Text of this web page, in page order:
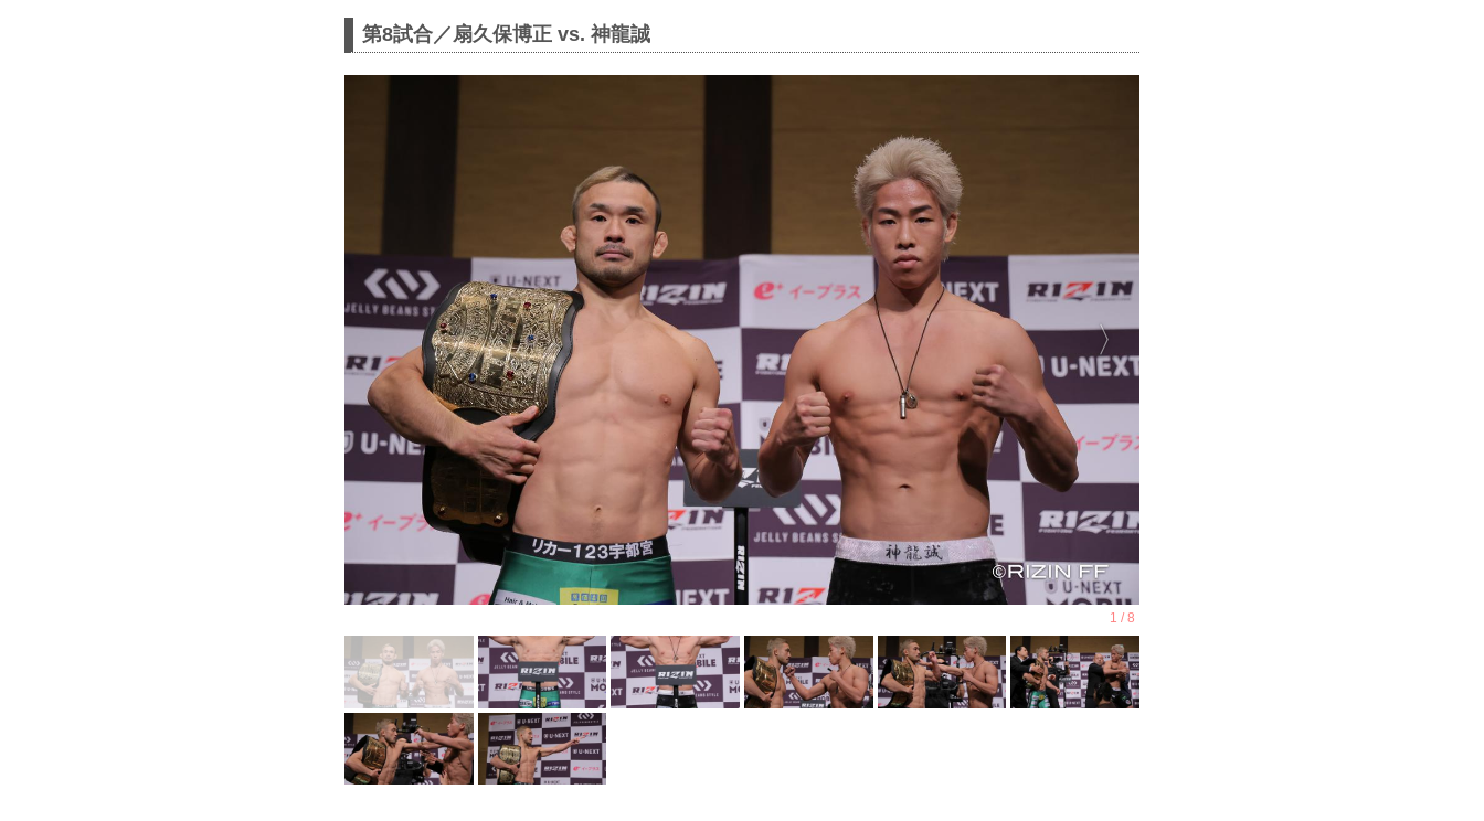
第8試合／扇久保博正 vs. 神龍誠